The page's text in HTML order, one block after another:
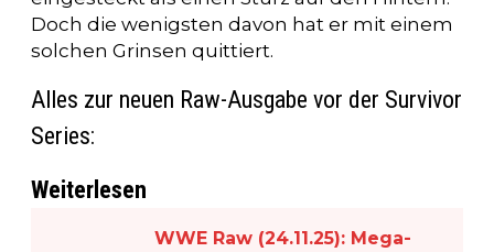
Doch die wenigsten davon hat er mit einem
solchen Grinsen quittiert.
Alles zur neuen Raw-Ausgabe vor der Survivor
Series:
Weiterlesen
WWE Raw (24.11.25): Mega-